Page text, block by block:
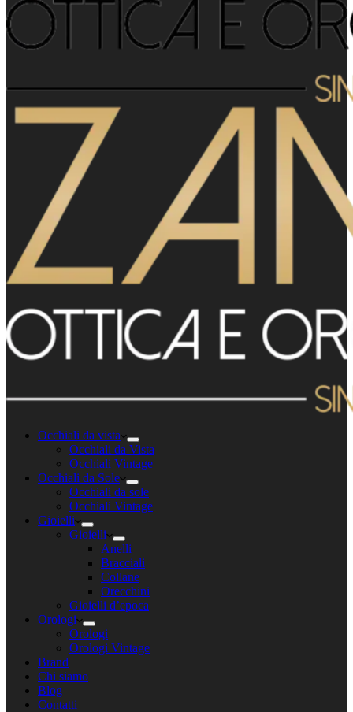
Occhiali da vista
Occhiali da Vista
Occhiali Vintage
Occhiali da Sole
Occhiali da sole
Occhiali Vintage
Gioielli
Gioielli
Anelli
Bracciali
Collane
Orecchini
Gioielli d’epoca
Orologi
Orologi
Orologi Vintage
Brand
Chi siamo
Blog
Contatti